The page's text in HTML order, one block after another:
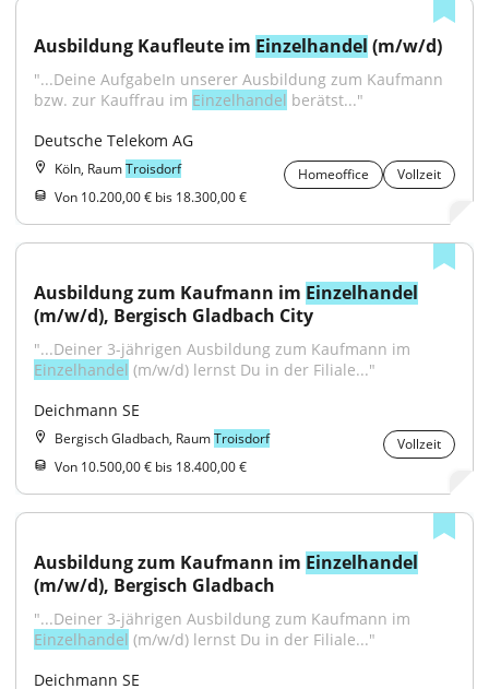
Ausbildung Kaufleute im Einzelhandel (m/w/d)
"...Deine AufgabeIn unserer Ausbildung zum Kaufmann
bzw. zur Kauffrau im Einzelhandel berätst..."
Deutsche Telekom AG
Köln, RaumTroisdorf Homeoffice
Vollzeit
Von 10.200,00 € bis 18.300,00 €
Ausbildung zum Kaufmann im Einzelhandel
(m/w/d), Bergisch Gladbach City
Einzelhandel (m/w/d) lernst Du in der Filiale..."
Deichmann SE
Bergisch Gladbach, RaumTroisdorf
Vollzeit
Von 10.500,00 € bis 18.400,00 €
Ausbildung zum Kaufmann im Einzelhandel
(m/w/d), Bergisch Gladbach
Einzelhandel (m/w/d) lernst Du in der Filiale..."
Deichmann SE